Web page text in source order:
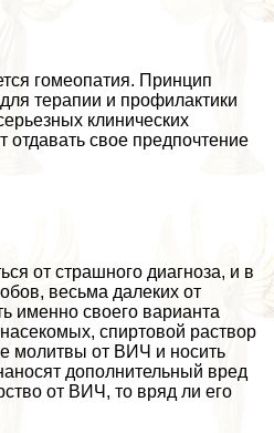
гомеопатия. Принцип
терапии и профилактики
клинических
свое предпочтение
от страшного диагноза, и в
весьма далеких от
именно своего варианта
спиртовой раствор
молитвы от ВИЧ и носить
дополнительный вред
от ВИЧ, то вряд ли его